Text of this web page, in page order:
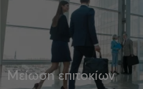
Μείωση επιτοκίων